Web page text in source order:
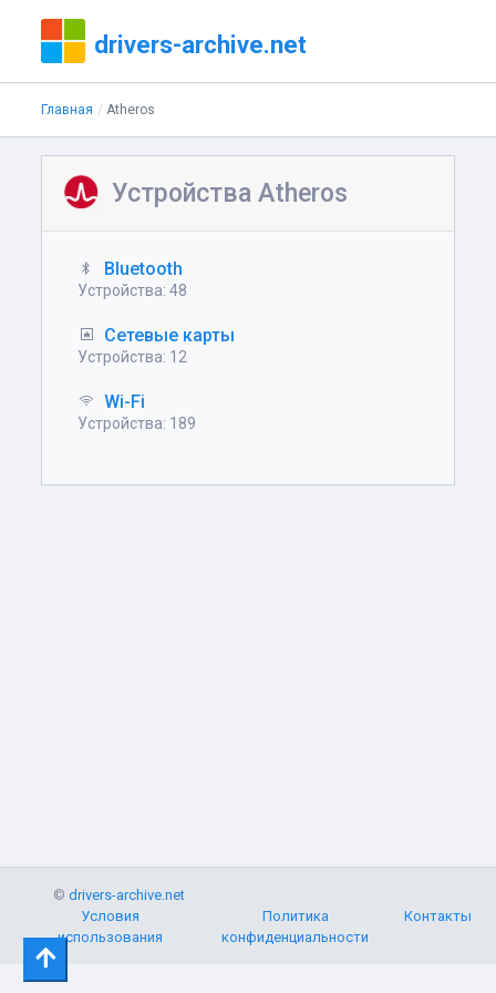
drivers-archive.net
Главная Atheros
Устройства Atheros
Bluetooth
Устройства: 48
Сетевые карты
Устройства: 12
Wi-Fi
Устройства: 189
©drivers-archive.net
Условия
использования
Политика
конфиденциальности
Контакты